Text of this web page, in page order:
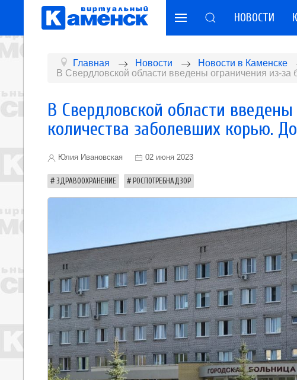
НОВОСТИ
Главная Новости
Новости в Каменске
В Свердловской области введены ограничения из-
В Свердловской области
количества заболевших корью.
Юлия Ивановская 02 июня 2023
ЗДРАВООХРАНЕНИЕ РОСПОТРЕБНАДЗОР